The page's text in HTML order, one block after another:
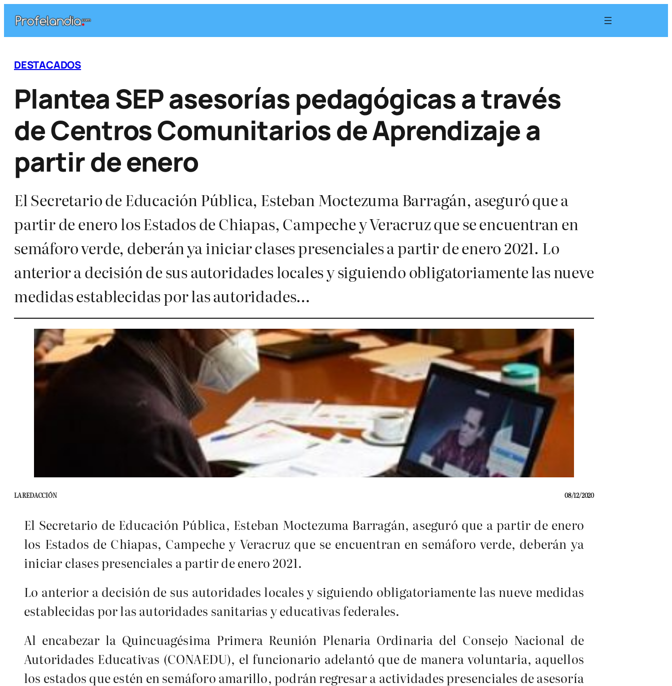
contenido
DESTACADOS
Plantea SEP asesorías pedagógicas a través
de Centros Comunitarios de Aprendizaje a
partir de enero
El Secretario de Educación Pública, Esteban Moctezuma Barragán, aseguró que a
partir de enero los Estados de Chiapas, Campeche y Veracruz que se encuentran en
semáforo verde, deberán ya iniciar clases presenciales a partir de enero 2021. Lo
anterior a decisión de sus autoridades locales y siguiendo obligatoriamente las nueve
medidas establecidas por las autoridades…
LA REDACCIÓN 08/12/2020
El Secretario de Educación Pública, Esteban Moctezuma Barragán, aseguró que a partir de enero
los Estados de Chiapas, Campeche y Veracruz que se encuentran en semáforo verde, deberán ya
iniciar clases presenciales a partir de enero 2021.
Lo anterior a decisión de sus autoridades locales y siguiendo obligatoriamente las nueve medidas
establecidas por las autoridades sanitarias y educativas federales.
Al encabezar la Quincuagésima Primera Reunión Plenaria Ordinaria del Consejo Nacional de
Autoridades Educativas (CONAEDU), el funcionario adelantó que de manera voluntaria, aquellos
los estados que estén en semáforo amarillo, podrán regresar a actividades presenciales de asesoría